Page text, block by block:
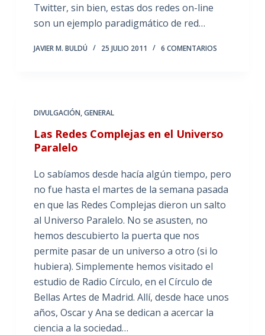
Twitter, sin bien, estas dos redes on-line
son un ejemplo paradigmático de red…
JAVIER M. BULDÚ 25 JULIO 2011 6 COMENTARIOS
DIVULGACIÓN,GENERAL
Las Redes Complejas en el Universo
Paralelo
Lo sabíamos desde hacía algún tiempo, pero
no fue hasta el martes de la semana pasada
en que las Redes Complejas dieron un salto
al Universo Paralelo. No se asusten, no
hemos descubierto la puerta que nos
permite pasar de un universo a otro (si lo
hubiera). Simplemente hemos visitado el
estudio de Radio Círculo, en el Círculo de
Bellas Artes de Madrid. Allí, desde hace unos
años, Oscar y Ana se dedican a acercar la
ciencia a la sociedad…